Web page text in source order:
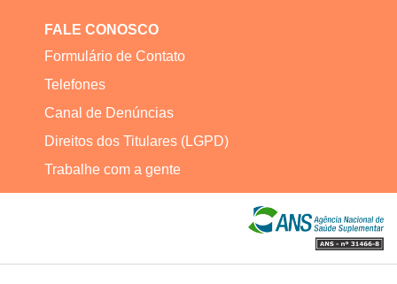
FALE CONOSCO
Formulário de Contato
Telefones
Canal de Denúncias
Direitos dos Titulares (LGPD)
Trabalhe com a gente